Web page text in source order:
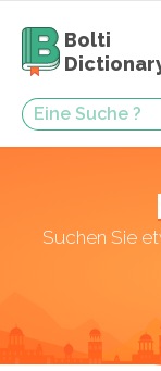
Bolti
Suchen Sie